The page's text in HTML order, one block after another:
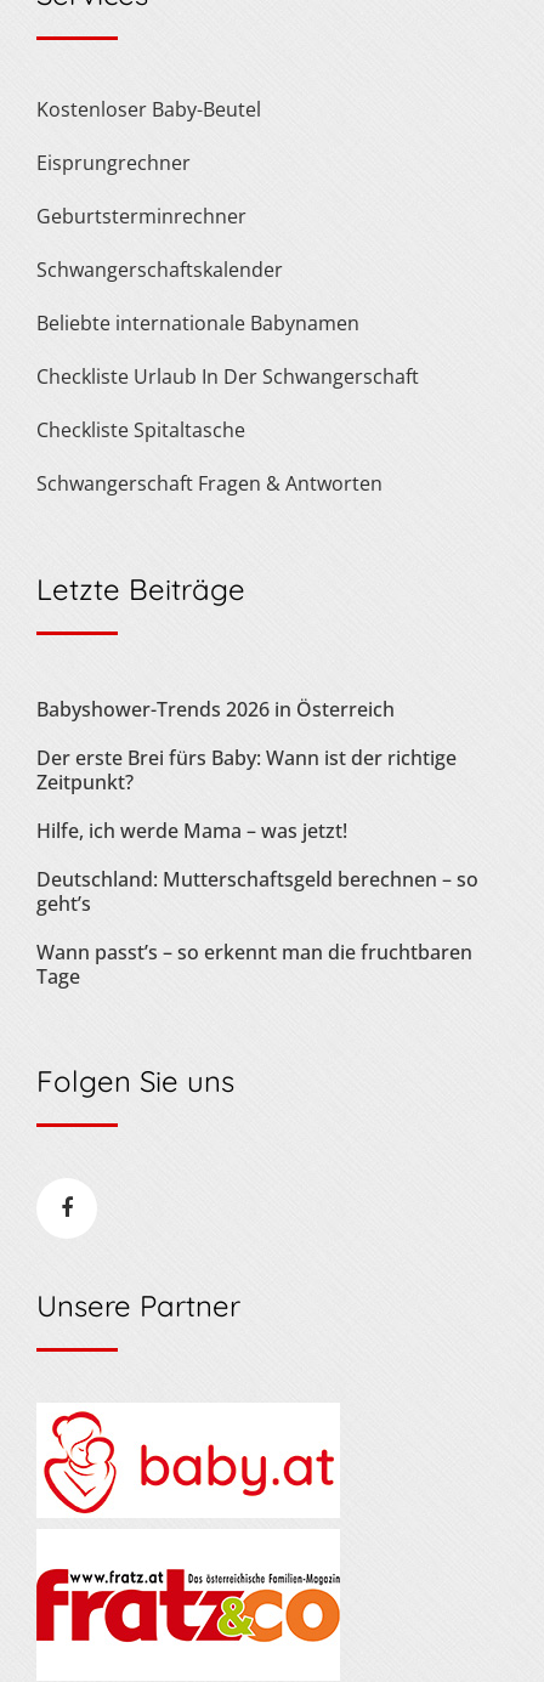
Kostenloser Baby-Beutel
Eisprungrechner
Geburtsterminrechner
Schwangerschaftskalender
Beliebte internationale Babynamen
Checkliste Urlaub In Der Schwangerschaft
Checkliste Spitaltasche
Schwangerschaft Fragen & Antworten
Letzte Beiträge
Babyshower-Trends 2026 in Österreich
Der erste Brei fürs Baby: Wann ist der richtige
Zeitpunkt?
Hilfe, ich werde Mama – was jetzt!
Deutschland: Mutterschaftsgeld berechnen – so
geht’s
Wann passt’s – so erkennt man die fruchtbaren
Tage
Folgen Sie uns
Unsere Partner